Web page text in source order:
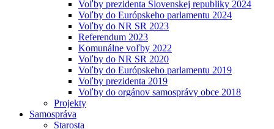
Voľby prezidenta Slovenskej republiky 2024
Voľby do Európskeho parlamentu 2024
Voľby do NR SR 2023
Referendum 2023
Komunálne voľby 2022
Voľby do NR SR 2020
Voľby do Európskeho parlamentu 2019
Voľby prezidenta 2019
Voľby do orgánov samosprávy obce 2018
Projekty
Samospráva
Starosta